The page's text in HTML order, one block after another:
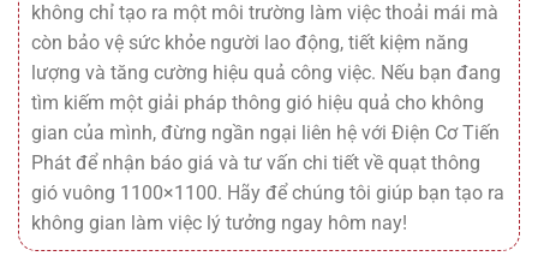
không chỉ tạo ra một môi trường làm việc thoải mái mà
còn bảo vệ sức khỏe người lao động, tiết kiệm năng
lượng và tăng cường hiệu quả công việc. Nếu bạn đang
tìm kiếm một giải pháp thông gió hiệu quả cho không
gian của mình, đừng ngần ngại liên hệ với Điện Cơ Tiến
Phát để nhận báo giá và tư vấn chi tiết về quạt thông
gió vuông 1100×1100. Hãy để chúng tôi giúp bạn tạo ra
không gian làm việc lý tưởng ngay hôm nay!